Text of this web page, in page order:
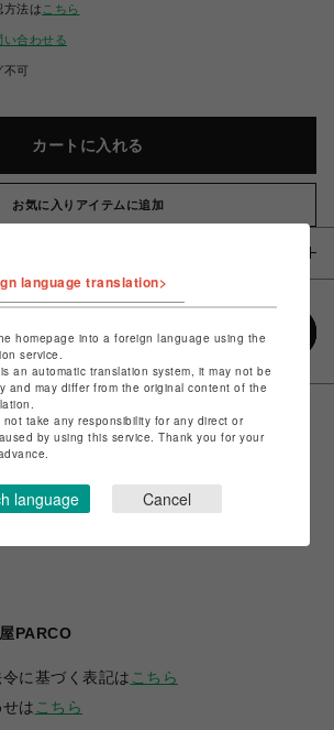
方法は こちら
い合わせる
不可
カートに入れる
お気に入りアイテムに追加
PARCO
に基づく表記は こちら
は こちら
language translation>
homepage into a foreign language using the
service.
an automatic translation system, it may not be
and may differ from the original content of the
take any responsibility for any direct or
by using this service. Thank you for your
language Cancel